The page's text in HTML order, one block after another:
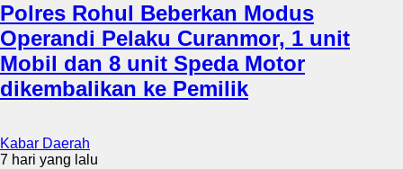
Polres Rohul Beberkan Modus
Operandi Pelaku Curanmor, 1 unit
Mobil dan 8 unit Speda Motor
dikembalikan ke Pemilik
Kabar Daerah
7 hari yang lalu